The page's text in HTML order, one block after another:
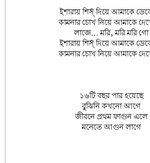
ইশারায় শিস্ দিয়ে আমাকে
কামনার চোখ নিয়ে আমাকে
লাজে... মরি, মরি মরি গো
ইশারায় শিস্ দিয়ে আমাকে
কামনার চোখ নিয়ে আমাকে
১৬টি বছর পার হয়েছে
বুঝিনি কখনো আগে
জীবনে প্রথম ফাগুন এলে
মনেতে আগুন লাগে